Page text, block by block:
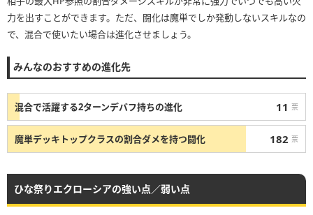
力を出すことができます。ただ、闘化は魔単でしか発動しないスキルなの
で、混合で使いたい場合は進化させましょう。
みんなのおすすめの進化先
混合で活躍する2ターンデバフ持ちの進化 11 票
魔単デッキトップクラスの割合ダメを持つ闘化 182 票
ひな祭りエクローシアの強い点／弱い点